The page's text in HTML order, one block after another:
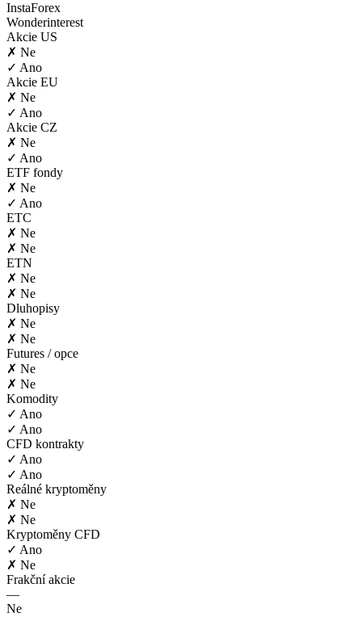
InstaForex
Wonderinterest
Akcie US
✗ Ne
✓ Ano
Akcie EU
✗ Ne
✓ Ano
Akcie CZ
✗ Ne
✓ Ano
ETF fondy
✗ Ne
✓ Ano
ETC
✗ Ne
✗ Ne
ETN
✗ Ne
✗ Ne
Dluhopisy
✗ Ne
✗ Ne
Futures / opce
✗ Ne
✗ Ne
Komodity
✓ Ano
✓ Ano
CFD kontrakty
✓ Ano
✓ Ano
Reálné kryptoměny
✗ Ne
✗ Ne
Kryptoměny CFD
✓ Ano
✗ Ne
Frakční akcie
—
Ne